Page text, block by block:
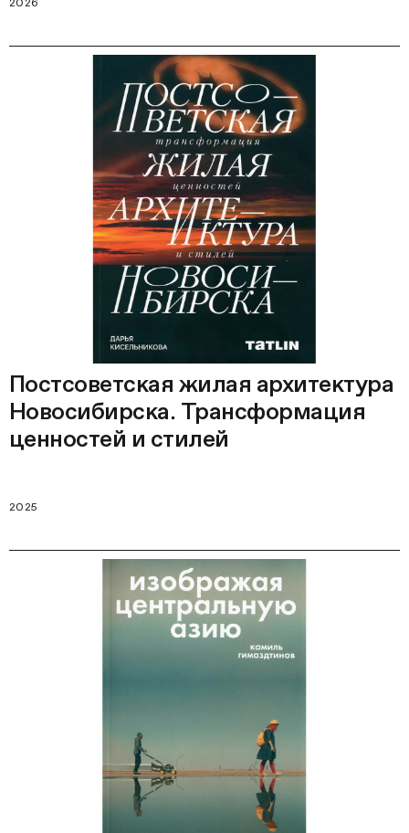
2026
Постсоветская жилая архитектура
Новосибирска. Трансформация
ценностей и стилей
2025